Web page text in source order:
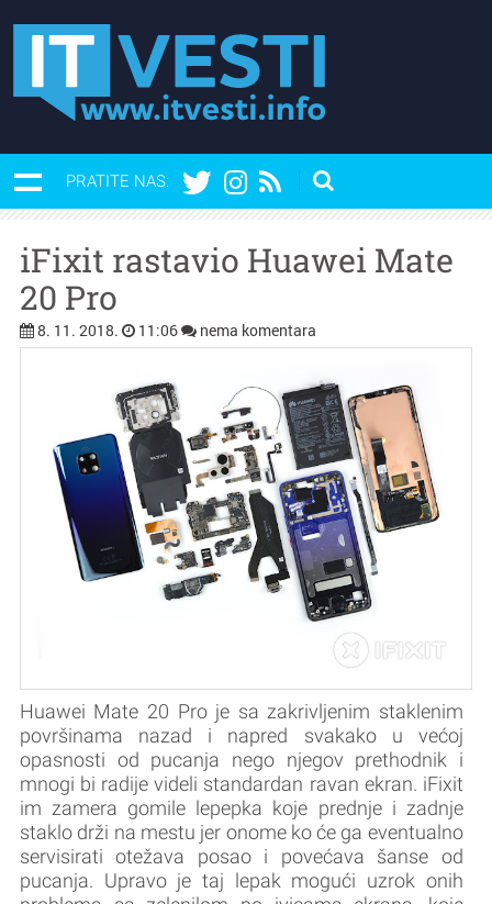
PRATITE NAS:
iFixit rastavio Huawei Mate
20 Pro
8. 11. 2018. 11:06 nema komentara
Huawei Mate 20 Pro je sa zakrivljenim staklenim
površinama nazad i napred svakako u većoj
opasnosti od pucanja nego njegov prethodnik i
mnogi bi radije videli standardan ravan ekran. iFixit
im zamera gomile lepepka koje prednje i zadnje
staklo drži na mestu jer onome ko će ga eventualno
servisirati otežava posao i povećava šanse od
pucanja. Upravo je taj lepak mogući uzrok onih